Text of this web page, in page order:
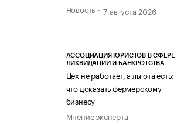
Новость
7 августа 2026
АССОЦИАЦИЯ ЮРИСТОВ В СФЕРЕ
ЛИКВИДАЦИИ И БАНКРОТСТВА
Цех не работает, а льгота есть:
что доказать фермерскому
бизнесу
Мнение эксперта